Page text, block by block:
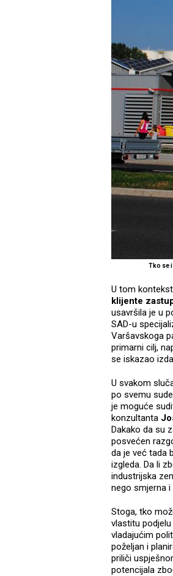
Tko se
U tom
klijente
usavršila je u
SAD-u
Varšavskoga
primarni cilj,
se iskazao
U svakom
po svemu
je moguće
konzultanta
Dakako da su
posvećen
da je već tada
izgleda. Da li
industrijska
nego smjerna i
Stoga, tko
vlastitu
vladajućim
poželjan i
priliči
potencijala